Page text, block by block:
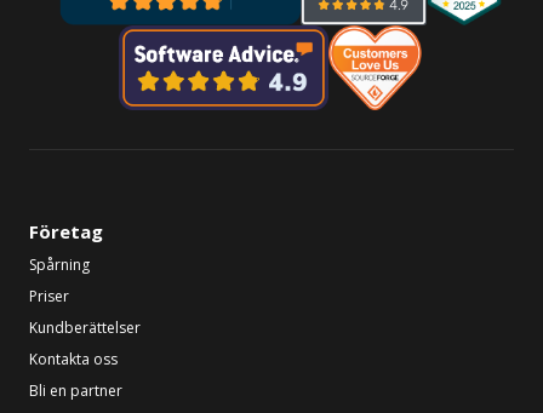
Företag
Spårning
Priser
Kundberättelser
Kontakta oss
Bli en partner